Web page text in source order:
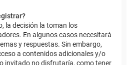
la decisión la toman los
En algunos casos necesitará
y respuestas. Sin embargo,
a contenidos adicionales y/o
invitado no disfrutaría, como tener